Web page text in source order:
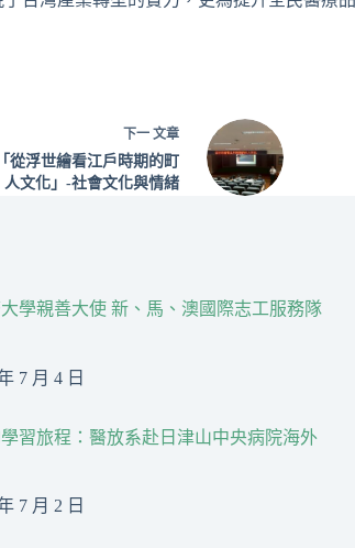
下一 文章
從浮世繪看江戶時期的町
人文化」-社會文化與情緒
大學親善大使 新、馬、澳國際志工服務隊
7 月 4 日
習旅程：醫放系赴日津山中央病院海外
7 月 2 日